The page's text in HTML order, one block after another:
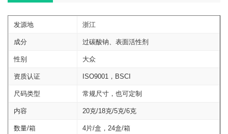
发源地 浙江
成分 过碳酸钠、表面活性剂
性别 大众
资质认证 ISO9001，BSCI
尺码类型 常规尺寸，也可定制
内容 20克/18克/5克/6克
数量/箱 4片/盒，24盒/箱